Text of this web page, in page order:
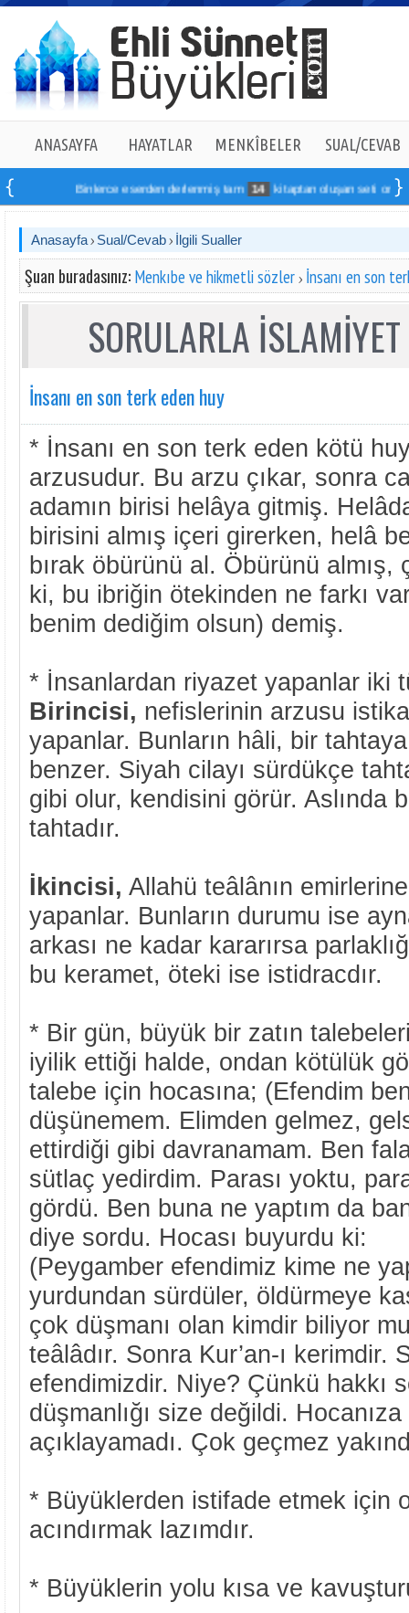
ANASAYFA HAYATLAR MENKÎBELER SUAL/CEVAB
Binlerce eserden derlenmiş tam 14 kitaptan oluşan seti online
Anasayfa Sual/Cevab İlgili Sualler
Şuan buradasınız: Menkıbe ve hikmetli sözler İnsanı en son
SORULARLA
İnsanı en son terk eden huy
* İnsanı en son terk eden kötü
arzusudur. Bu arzu çıkar, sonra
adamın birisi helâya gitmiş.
birisini almış içeri girerken, helâ
bırak öbürünü al. Öbürünü almış,
ki, bu ibriğin ötekinden ne farkı
benim dediğim olsun) demiş.
* İnsanlardan riyazet yapanlar iki
Birincisi, nefislerinin arzusu
yapanlar. Bunların hâli, bir
benzer. Siyah cilayı sürdükçe
gibi olur, kendisini görür. Aslında
tahtadır.
İkincisi, Allahü teâlânın
yapanlar. Bunların durumu ise
arkası ne kadar kararırsa
bu keramet, öteki ise istidracdır.
* Bir gün, büyük bir zatın
iyilik ettiği halde, ondan kötülük
talebe için hocasına; (Efendim
düşünemem. Elimden gelmez,
ettirdiği gibi davranamam. Ben
sütlaç yedirdim. Parası yoktu,
gördü. Ben buna ne yaptım da
diye sordu. Hocası buyurdu ki:
(Peygamber efendimiz kime ne
yurdundan sürdüler, öldürmeye
çok düşmanı olan kimdir biliyor
teâlâdır. Sonra Kur’an-ı kerimdir.
efendimizdir. Niye? Çünkü hakkı
düşmanlığı size değildi.
açıklayamadı. Çok geçmez
* Büyüklerden istifade etmek için
acındırmak lazımdır.
* Büyüklerin yolu kısa ve